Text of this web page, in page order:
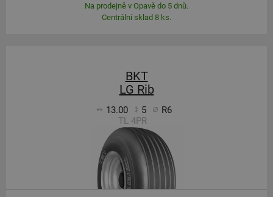
Na prodejně v Opavě do 5 dnů.
Centrální sklad 8 ks.
BKT
LG Rib
13.00 5
R6
TL 4PR